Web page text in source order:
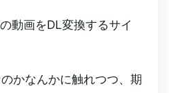
動画をDL変換するサイ
かなんかに触れつつ、期